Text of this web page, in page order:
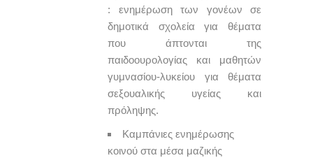
: ενημέρωση των γονέων σε
δημοτικά σχολεία για θέματα
που άπτονται της
παιδοουρολογίας και μαθητών
γυμνασίου-λυκείου για θέματα
σεξουαλικής υγείας και
πρόληψης.
Καμπάνιες ενημέρωσης
κοινού στα μέσα μαζικής